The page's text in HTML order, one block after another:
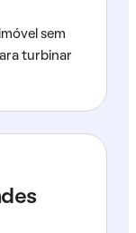
sem
turbinar